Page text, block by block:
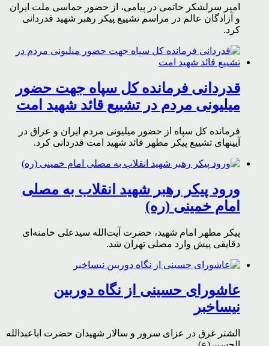
امیر سرلشکر حاتمی در پیامی، از حضور حماسی ملت ایران
و آزادگان عالم در مراسم تشییع پیکر رهبر شهید قدردانی
کرد.
قدردانی فرمانده کل سپاه جهت حضور
میلیونی مردم در تشییع قائد شهید امت
فرمانده کل سپاه از حضور میلیونی مردم ایران و عراق در
آیینهای تشییع پیکر مطهر قائد شهید امت قدردانی کرد.
ورود پیکر رهبر شهید انقلاب به مصلی
امام خمینی (ره)
پیکر مطهر امام شهید،‌ حضرت آیت‌الله سیدعلی خامنه‌ای
دقایقی پیش وارد مصلی تهران شد.
عاشورای حسینی از نگاه دوربین
نیساخبر
الشتر غرق در عزای سرور و سالار شهیدان حضرت اباعبدالله